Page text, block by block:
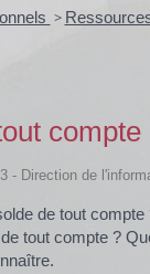
>
compte
- Direction de
de tout
tout compte ?